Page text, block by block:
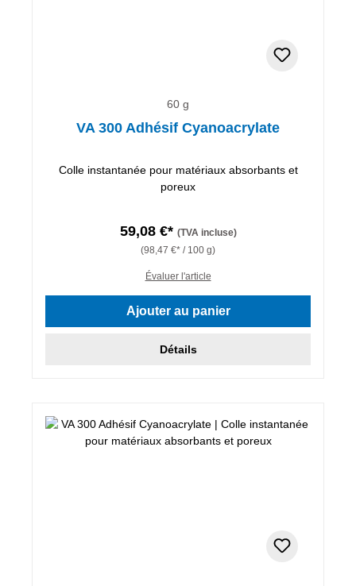
60 g
VA 300 Adhésif Cyanoacrylate
Colle instantanée pour matériaux absorbants et
poreux
59,08 €* (TVA incluse)
(98,47 €* / 100 g)
Évaluer l'article
Ajouter au panier
Détails